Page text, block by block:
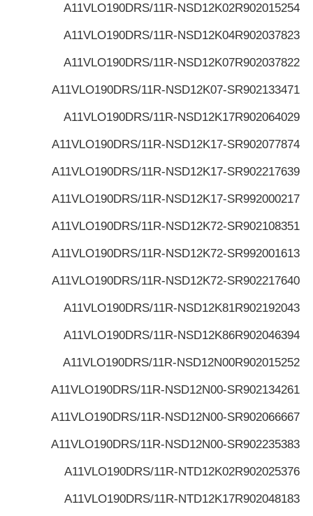
R902015254
A11VLO190DRS/11R-NSD12K02
R902037823
A11VLO190DRS/11R-NSD12K04
R902037822
A11VLO190DRS/11R-NSD12K07
R902133471
A11VLO190DRS/11R-NSD12K07-S
R902064029
A11VLO190DRS/11R-NSD12K17
R902077874
A11VLO190DRS/11R-NSD12K17-S
R902217639
A11VLO190DRS/11R-NSD12K17-S
R992000217
A11VLO190DRS/11R-NSD12K17-S
R902108351
A11VLO190DRS/11R-NSD12K72-S
R992001613
A11VLO190DRS/11R-NSD12K72-S
R902217640
A11VLO190DRS/11R-NSD12K72-S
R902192043
A11VLO190DRS/11R-NSD12K81
R902046394
A11VLO190DRS/11R-NSD12K86
R902015252
A11VLO190DRS/11R-NSD12N00
R902134261
A11VLO190DRS/11R-NSD12N00-S
R902066667
A11VLO190DRS/11R-NSD12N00-S
R902235383
A11VLO190DRS/11R-NSD12N00-S
R902025376
A11VLO190DRS/11R-NTD12K02
R902048183
A11VLO190DRS/11R-NTD12K17